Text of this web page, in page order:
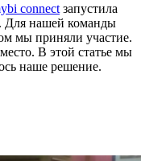
сonnect запустила
Для нашей команды
мы приняли участие.
В этой статье мы
наше решение.